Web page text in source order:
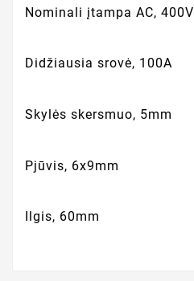
Nominali įtampa AC, 400V
Didžiausia srovė, 100A
Skylės skersmuo, 5mm
Pjūvis, 6x9mm
Ilgis, 60mm